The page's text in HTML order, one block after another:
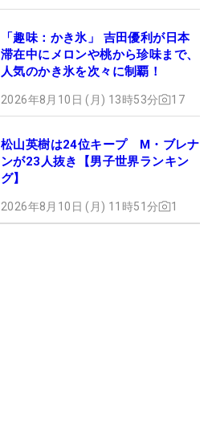
「趣味：かき氷」 吉田優利が日本
滞在中にメロンや桃から珍味まで、
人気のかき氷を次々に制覇！
2026年8月10日 (月) 13時53分 17
松山英樹は24位キープ M・ブレナ
ンが23人抜き【男子世界ランキン
グ】
2026年8月10日 (月) 11時51分 1